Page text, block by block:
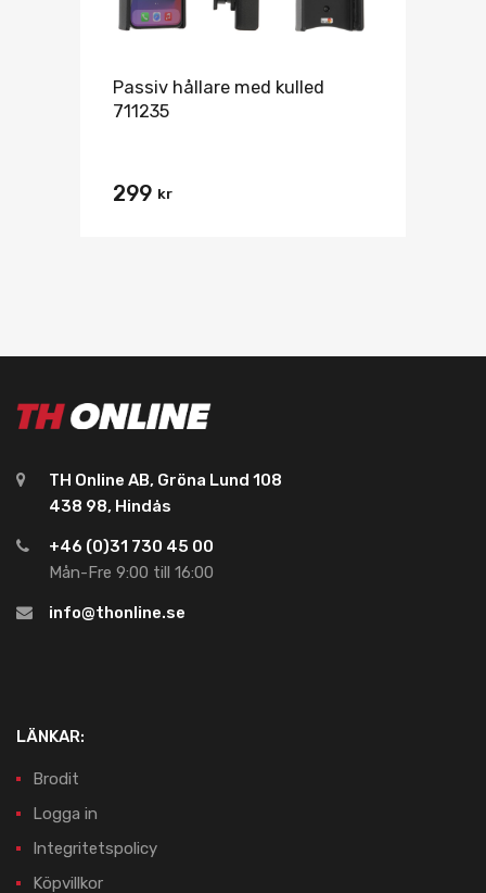
Passiv hållare med kulled
711235
299 kr
TH Online AB, Gröna Lund 108
438 98, Hindås
+46 (0)31 730 45 00
Mån-Fre 9:00 till 16:00
info@thonline.se
LÄNKAR:
Brodit
Logga in
Integritetspolicy
Köpvillkor